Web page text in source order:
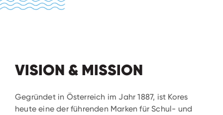
VISION & MISSION
Gegründet in Österreich im Jahr 1887, ist Kores
heute eine der führenden Marken für Schul- und